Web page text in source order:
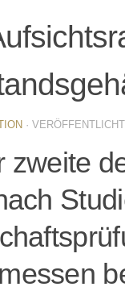
· VERÖFFENTLICHT
zweite